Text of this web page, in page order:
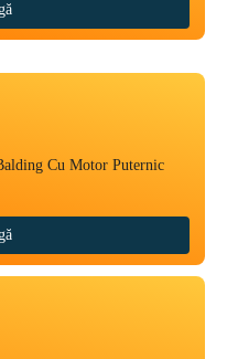
Cu Motor Puternic